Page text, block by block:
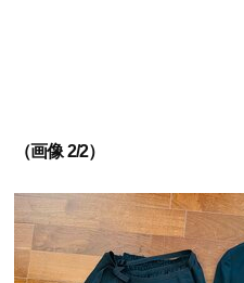
（画像 2/2）